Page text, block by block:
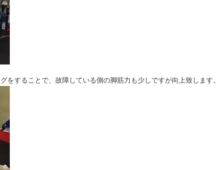
をすることで、故障している側の脚筋力も少しですが向上致します。